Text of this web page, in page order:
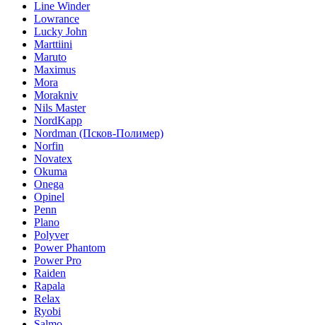
Line Winder
Lowrance
Lucky John
Marttiini
Maruto
Maximus
Mora
Morakniv
Nils Master
NordKapp
Nordman (Псков-Полимер)
Norfin
Novatex
Okuma
Onega
Opinel
Penn
Plano
Polyver
Power Phantom
Power Pro
Raiden
Rapala
Relax
Ryobi